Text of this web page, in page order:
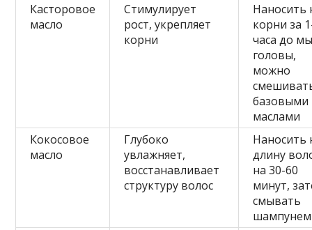
Касторовое
масло
Стимулирует
рост, укрепляет
корни
Наносить
корни за
часа до
головы,
можно
базовыми
маслами
Кокосовое
масло
Глубоко
увлажняет,
восстанавливает
структуру волос
Наносить
длину
на 30-60
минут,
смывать
шампунем